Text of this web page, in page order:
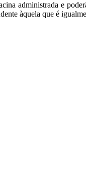
administrada e
àquela que é